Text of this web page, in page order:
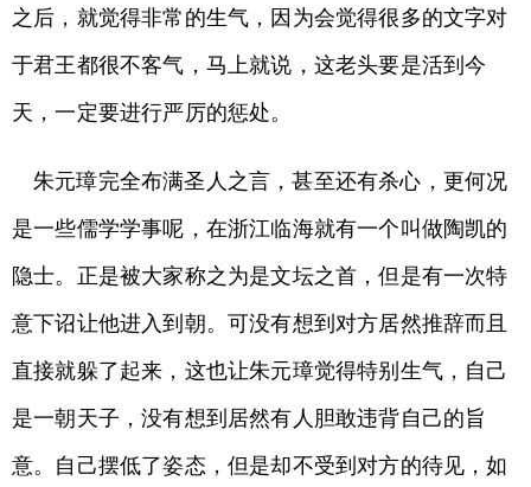
之后，就觉得非常的生气，因为会觉得很多的文字对
于君王都很不客气，马上就说，这老头要是活到今
天，一定要进行严厉的惩处。
朱元璋完全布满圣人之言，甚至还有杀心，更何况
是一些儒学学事呢，在浙江临海就有一个叫做陶凯的
隐士。正是被大家称之为是文坛之首，但是有一次特
意下诏让他进入到朝。可没有想到对方居然推辞而且
直接就躲了起来，这也让朱元璋觉得特别生气，自己
是一朝天子，没有想到居然有人胆敢违背自己的旨
意。自己摆低了姿态，但是却不受到对方的待见，如